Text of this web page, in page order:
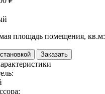
площадь помещения, кв.м:
Заказать